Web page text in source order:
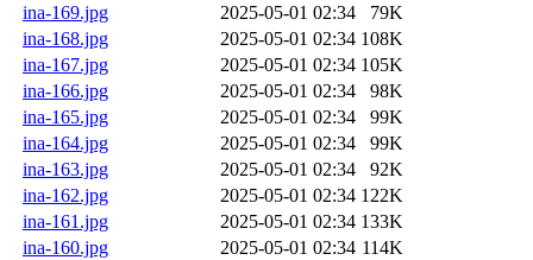
ina-169.jpg
2025-05-01 02:34
79K
ina-168.jpg
2025-05-01 02:34 108K
ina-167.jpg
2025-05-01 02:34 105K
ina-166.jpg
2025-05-01 02:34
98K
ina-165.jpg
2025-05-01 02:34
99K
ina-164.jpg
2025-05-01 02:34
99K
ina-163.jpg
2025-05-01 02:34
92K
ina-162.jpg
2025-05-01 02:34 122K
ina-161.jpg
2025-05-01 02:34 133K
ina-160.jpg
2025-05-01 02:34 114K